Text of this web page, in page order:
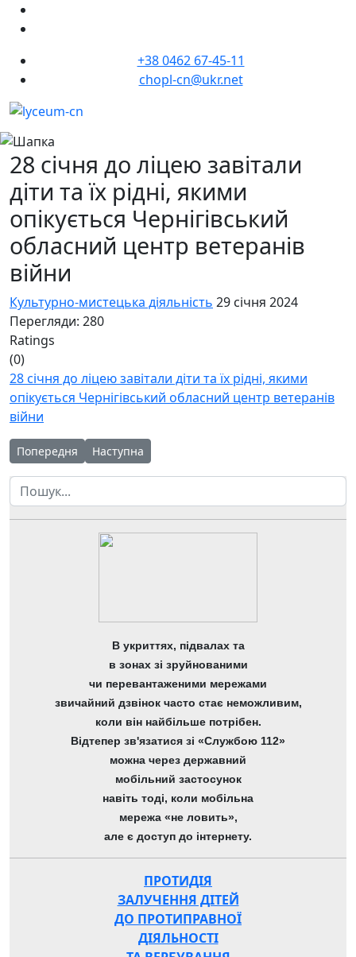
+38 0462 67-45-11
chopl-cn@ukr.net
28 січня до ліцею завітали
діти та їх рідні, якими
опікується Чернігівський
обласний центр ветеранів
війни
Культурно-мистецька діяльність 29 січня 2024
Перегляди: 280
Ratings
(0)
28 січня до ліцею завітали діти та їх рідні, якими
опікується Чернігівський обласний центр ветеранів
війни
Попередня стаття: За Україну нас вбивають, брате мій!
Попередня Наступна стаття: Навички надання першої
Наступна
Пошук
В укриттях, підвалах та
в зонах зі зруйнованими
чи перевантаженими мережами
звичайний дзвінок часто стає неможливим,
коли він найбільше потрібен.
Відтепер зв'язатися зі «Службою 112»
можна через державний
мобільний застосунок
навіть тоді, коли мобільна
мережа «не ловить»,
але є доступ до інтернету.
ПРОТИДІЯ
ЗАЛУЧЕННЯ ДІТЕЙ
ДО ПРОТИПРАВНОЇ
ДІЯЛЬНОСТІ